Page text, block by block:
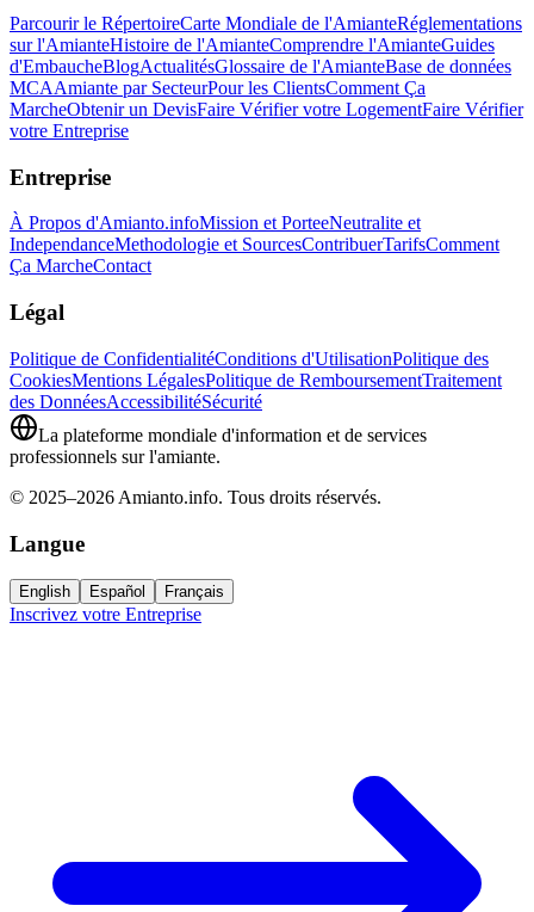
Parcourir le RépertoireCarte Mondiale de l'AmianteRéglementations
sur l'AmianteHistoire de l'AmianteComprendre l'AmianteGuides
d'EmbaucheBlogActualitésGlossaire de l'AmianteBase de données
MCAAmiante par SecteurPour les ClientsComment Ça
MarcheObtenir un DevisFaire Vérifier votre LogementFaire Vérifier
votre Entreprise
Entreprise
À Propos d'Amianto.infoMission et PorteeNeutralite et
IndependanceMethodologie et SourcesContribuerTarifsComment
Ça MarcheContact
Légal
Politique de ConfidentialitéConditions d'UtilisationPolitique des
CookiesMentions LégalesPolitique de RemboursementTraitement
des DonnéesAccessibilitéSécurité
La plateforme mondiale d'information et de services
professionnels sur l'amiante.
© 2025–2026 Amianto.info. Tous droits réservés.
Langue
English Español Français
Inscrivez votre Entreprise